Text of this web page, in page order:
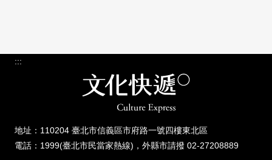
:::
地址：110204 臺北市信義區市府路一號四樓東北區
電話：1999(臺北市民當家熱線)，外縣市請撥 02-27208889